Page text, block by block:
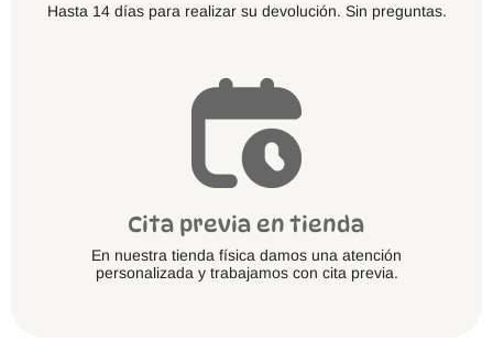
Hasta 14 días para realizar su devolución. Sin preguntas.
Cita previa en tienda
En nuestra tienda física damos una atención
personalizada y trabajamos con cita previa.